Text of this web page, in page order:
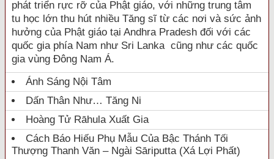
phát triển rực rỡ của Phật giáo, với những trung tâm
tu học lớn thu hút nhiều Tăng sĩ từ các nơi và sức ảnh
hưởng của Phật giáo tại Andhra Pradesh đối với các
quốc gia phía Nam như Sri Lanka cũng như các quốc
gia vùng Đông Nam Á.
Ánh Sáng Nội Tâm
Dấn Thân Như… Tăng Ni
Hoàng Tử Rāhula Xuất Gia
Cách Báo Hiếu Phụ Mẫu Của Bậc Thánh Tối
Thượng Thanh Văn – Ngài Sāriputta (Xá Lợi Phất)